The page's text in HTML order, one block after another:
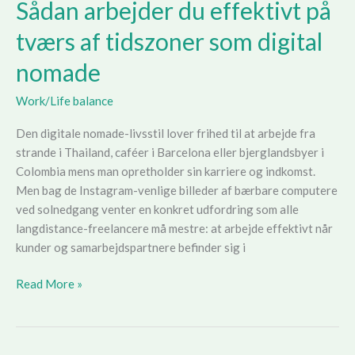
Sådan arbejder du effektivt på
tværs af tidszoner som digital
nomade
Work/Life balance
Den digitale nomade-livsstil lover frihed til at arbejde fra
strande i Thailand, caféer i Barcelona eller bjerglandsbyer i
Colombia mens man opretholder sin karriere og indkomst.
Men bag de Instagram-venlige billeder af bærbare computere
ved solnedgang venter en konkret udfordring som alle
langdistance-freelancere må mestre: at arbejde effektivt når
kunder og samarbejdspartnere befinder sig i
Sådan
Read More »